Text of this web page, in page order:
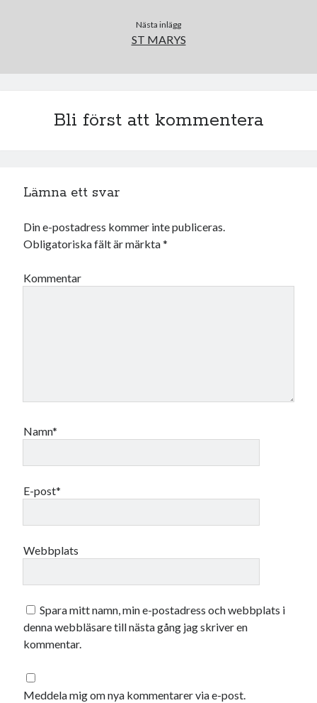
september 2024
maj 2024
mars 2024
februari 2024
december 2023
mars 2023
november 2022
augusti 2022
april 2022
mars 2022
februari 2022
december 2021
november 2021
Nästa inlägg
ST MARYS
Bli först att kommentera
Lämna ett svar
Din e-postadress kommer inte publiceras.
Obligatoriska fält är märkta*
Kommentar
Namn*
E-post*
Webbplats
Spara mitt namn, min e-postadress och webbplats i
denna webbläsare till nästa gång jag skriver en
kommentar.
Meddela mig om nya kommentarer via e-post.